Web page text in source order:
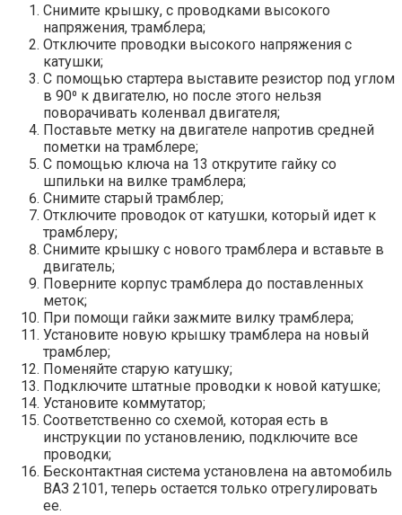
Снимите крышку, с проводками высокого
напряжения, трамблера;
Отключите проводки высокого напряжения с
катушки;
С помощью стартера выставите резистор под углом
в 90⁰ к двигателю, но после этого нельзя
поворачивать коленвал двигателя;
Поставьте метку на двигателе напротив средней
пометки на трамблере;
С помощью ключа на 13 открутите гайку со
шпильки на вилке трамблера;
Снимите старый трамблер;
Отключите проводок от катушки, который идет к
трамблеру;
Снимите крышку с нового трамблера и вставьте в
двигатель;
Поверните корпус трамблера до поставленных
меток;
При помощи гайки зажмите вилку трамблера;
Установите новую крышку трамблера на новый
трамблер;
Поменяйте старую катушку;
Подключите штатные проводки к новой катушке;
Установите коммутатор;
Соответственно со схемой, которая есть в
инструкции по установлению, подключите все
проводки;
Бесконтактная система установлена на автомобиль
ВАЗ 2101, теперь остается только отрегулировать
ее.